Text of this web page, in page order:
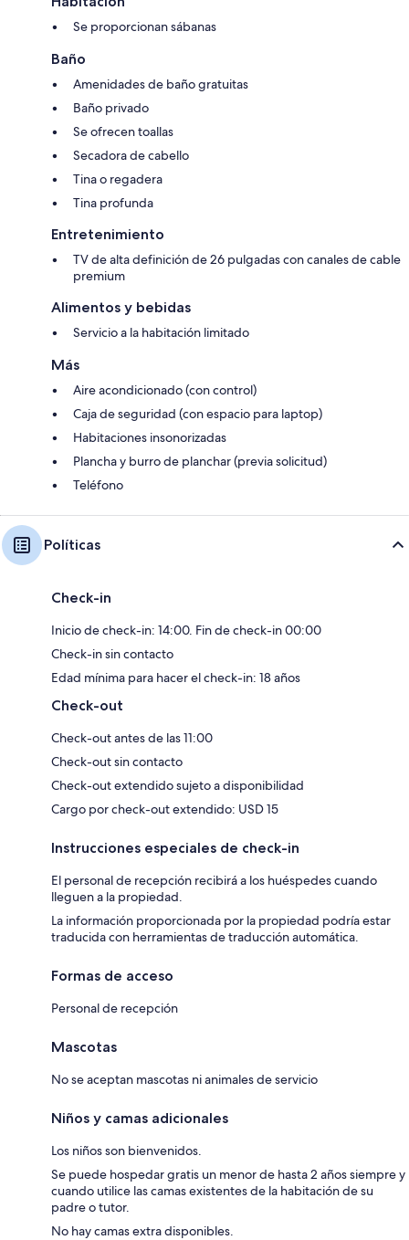
Se proporcionan sábanas
Baño
Amenidades de baño gratuitas
Baño privado
Se ofrecen toallas
Secadora de cabello
Tina o regadera
Tina profunda
Entretenimiento
TV de alta definición de 26 pulgadas con canales de cable
premium
Alimentos y bebidas
Servicio a la habitación limitado
Más
Aire acondicionado (con control)
Caja de seguridad (con espacio para laptop)
Habitaciones insonorizadas
Plancha y burro de planchar (previa solicitud)
Teléfono
Políticas
Check-in
Inicio de check-in: 14:00. Fin de check-in 00:00
Check-in sin contacto
Edad mínima para hacer el check-in: 18 años
Check-out
Check-out antes de las 11:00
Check-out sin contacto
Check-out extendido sujeto a disponibilidad
Cargo por check-out extendido: USD 15
Instrucciones especiales de check-in
El personal de recepción recibirá a los huéspedes cuando
lleguen a la propiedad.
La información proporcionada por la propiedad podría estar
traducida con herramientas de traducción automática.
Formas de acceso
Personal de recepción
Mascotas
No se aceptan mascotas ni animales de servicio
Niños y camas adicionales
Los niños son bienvenidos.
Se puede hospedar gratis un menor de hasta 2 años siempre y
cuando utilice las camas existentes de la habitación de su
padre o tutor.
No hay camas extra disponibles.